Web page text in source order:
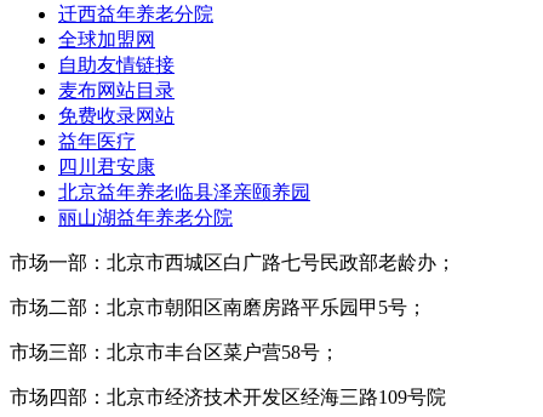
迁西益年养老分院
全球加盟网
自助友情链接
麦布网站目录
免费收录网站
益年医疗
四川君安康
北京益年养老临县泽亲颐养园
丽山湖益年养老分院
市场一部：北京市西城区白广路七号民政部老龄办；
市场二部：北京市朝阳区南磨房路平乐园甲5号；
市场三部：北京市丰台区菜户营58号；
市场四部：北京市经济技术开发区经海三路109号院